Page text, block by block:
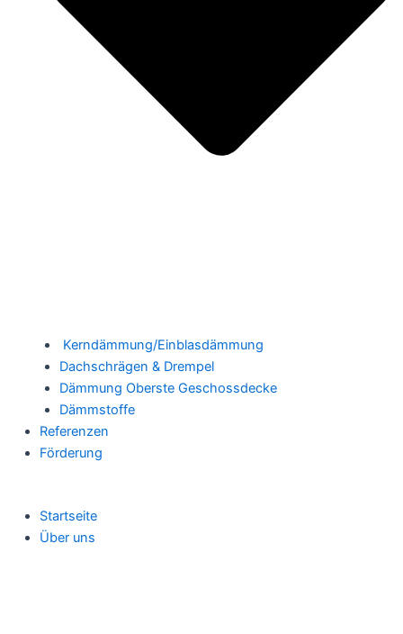
Kerndämmung/Einblasdämmung
Dachschrägen & Drempel
Dämmung Oberste Geschossdecke
Dämmstoffe
Referenzen
Förderung
Startseite
Über uns